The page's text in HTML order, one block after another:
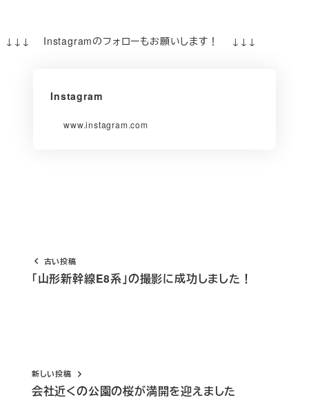
↓↓↓ Instagramのフォローもお願いします！ ↓↓↓
Instagram
www.instagram.com
古い投稿
「山形新幹線E8系」の撮影に成功しました！
新しい投稿
会社近くの公園の桜が満開を迎えました